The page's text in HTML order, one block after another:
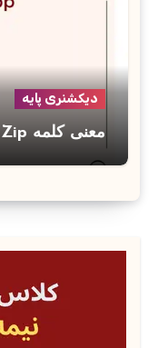
دیکشنری پایه
معنی کلمه Zip به فارسی با چند مثال